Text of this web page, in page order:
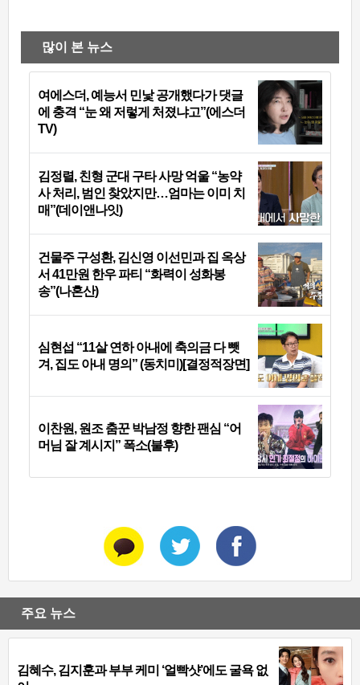
많이 본 뉴스
여에스더, 예능서 민낯 공개했다가 댓글
에 충격 “눈 왜 저렇게 처졌냐고”(에스더
TV)
김정렬, 친형 군대 구타 사망 억울 “농약
사 처리, 범인 찾았지만…엄마는 이미 치
매”(데이앤나잇)
건물주 구성환, 김신영 이선민과 집 옥상
서 41만원 한우 파티 “화력이 성화봉
송”(나혼산)
심현섭 “11살 연하 아내에 축의금 다 뺏
겨, 집도 아내 명의” (동치미)[결정적장면]
이찬원, 원조 춤꾼 박남정 향한 팬심 “어
머님 잘 계시지” 폭소(불후)
주요 뉴스
김혜수, 김지훈과 부부 케미 ‘얼빡샷’에도 굴욕 없